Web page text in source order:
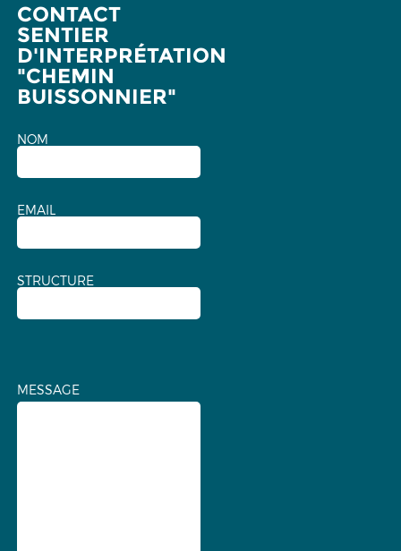
CONTACT
SENTIER
D'INTERPRÉTATION
"CHEMIN
BUISSONNIER"
NOM
EMAIL
STRUCTURE
MESSAGE